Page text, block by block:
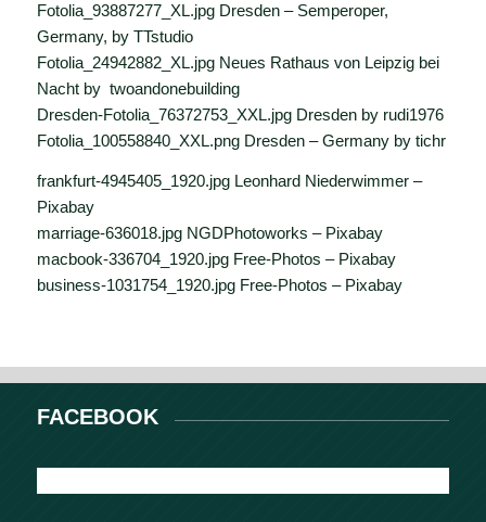
Fotolia_93887277_XL.jpg Dresden – Semperoper,
Germany, by TTstudio
Fotolia_24942882_XL.jpg Neues Rathaus von Leipzig bei
Nacht by twoandonebuilding
Dresden-Fotolia_76372753_XXL.jpg Dresden by rudi1976
Fotolia_100558840_XXL.png Dresden – Germany by tichr
frankfurt-4945405_1920.jpg Leonhard Niederwimmer –
Pixabay
marriage-636018.jpg NGDPhotoworks – Pixabay
macbook-336704_1920.jpg Free-Photos – Pixabay
business-1031754_1920.jpg Free-Photos – Pixabay
FACEBOOK